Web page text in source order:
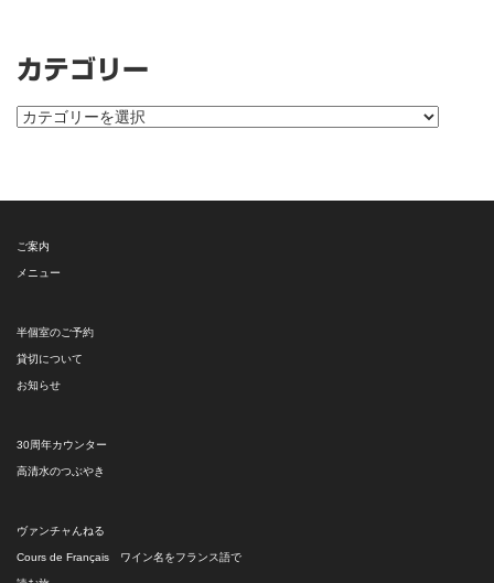
カテゴリー
カ
ー
ご案内
メニュー
半個室のご予約
貸切について
お知らせ
30周年カウンター
高清水のつぶやき
ヴァンチャんねる
Cours de Français ワイン名をフランス語で